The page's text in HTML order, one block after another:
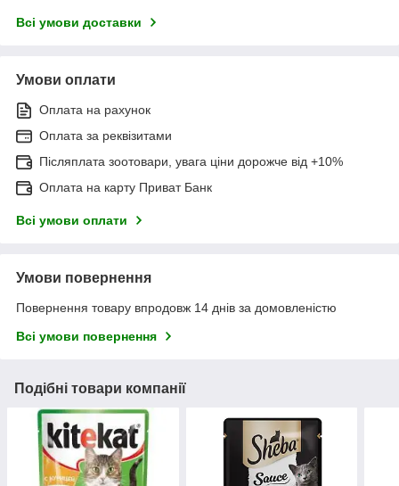
Всі умови доставки
Умови оплати
Оплата на рахунок
Оплата за реквізитами
Післяплата зоотовари, увага ціни дорожче від +10%
Оплата на карту Приват Банк
Всі умови оплати
Умови повернення
Повернення товару впродовж 14 днів за домовленістю
Всі умови повернення
Подібні товари компанії